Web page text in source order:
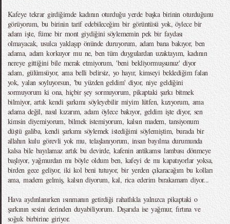
Kafeye tekrar girdiğimde kadının oturduğu yerde başka birinin oturduğunu
görüyorum, bu birinin tarif edebileceğim bir görüntüsü yok, öylece bir
adam işte, füme bir mont giydiğini söylememin pek bir faydası
olmayacak, usulca yaklaşıp önünde duruyorum, adam bana bakıyor, ben
adama, adam korkuyor mu ne, ben tüm duygulardan uzaktayım, kadının
nereye gittiğini bile merak etmiyorum, 'beni bekliyormuşsunuz' diyor
adam, gülümsüyor, ama belli belirsiz, yo hayır, kimseyi beklediğim falan
yok, yalan soyluyorsun, 'bu yüzden geldim' diyor, niye geldiğini
sormuyorum ki ona, hiçbir şey sormuyorum, pikaptaki şarkı bitmek
bilmiyor, artık kendi şarkımı söyleyebilir miyim lütfen, kızıyorum, ama
adama değil, nasıl kızarım, adam öylece bakıyor, geldim işte diyor, sen
kimsin diyemiyorum, bilmek istemiyorum, kalsın madem, tansiyonum
düştü galiba, kendi şarkımı söylemek istediğimi söylemiştim, burada bir
allahın kulu görevli yok mu, telaşlanıyorum, insan bayılma durumunda
kalsa bile bayılamaz artık bu devirde, kafenin antikamsı lambası dönmeye
başlıyor, yağmurdan mı böyle oldum ben, kafeyi de mı kapatıyorlar yoksa,
birden gece geliyor, iki kol beni tutuyor, bir yerden çıkaracağım bu kolları
ama, madem gelmiş, kalsın diyorum, kal, rica ederim bırakamam diyor...
Hava aydınlanırken ısınmanın getirdiği rahatlıkla yalnızca pikaptaki o
şarkının sesini derinden duyabiliyorum. Dışarıda ise yağmur, fırtına ve
soğuk birbirine giriyor.